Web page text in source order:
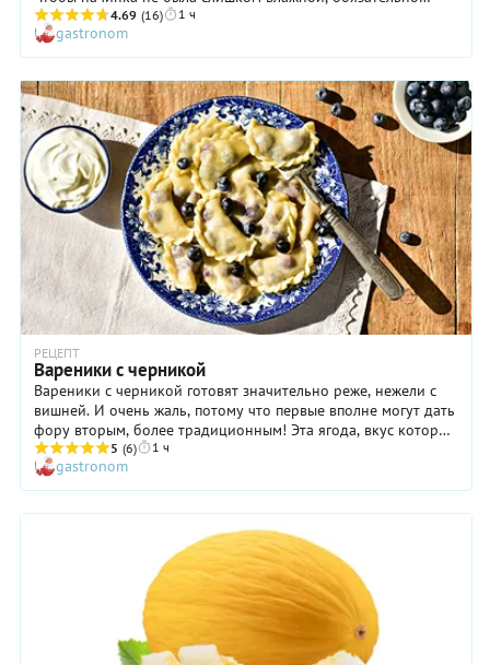
хорошо обсушите ягоды, разложив в один слой на бумажных
полотенцах, как и сказано в рецепте. Поверьте: это
действительно очень важно! Не менее тщательно стоит
отнестись и к самому тесту. Взбивайте яйца для него
тщательно, до пышности и полного растворения сахара, и
тогда никакой разрыхлитель вам не понадобится. Готовую
шарлотку с черникой перед подачей можно посыпать
сахарной пудрой: пирог будет выглядеть очень эффектно!
4.69 (16) 1 ч
gastronom
РЕЦЕПТ
Вареники с черникой
Вареники с черникой готовят значительно реже, нежели с
вишней. И очень жаль, потому что первые вполне могут дать
фору вторым, более традиционным! Эта ягода, вкус которой
многим кажется не слишком выразительным, самым
неожиданным, ярким образом раскрывается при тепловой
обработке, особенно если чернику дополнить небольшим
количеством сахара (вспомните любые пироги с ней). Но это
еще не все. Пять минут варки не дают ягодам превратиться в
джем, поэтому начинка вареников с черникой имеет
особенно свежий вкус и очень приятную текстуру. И,
наконец, последний аргумент в пользу того, чтобы
приготовить это блюдо по нашему рецепту: вам не придется
тратить время на извлечение косточек. Потому что в
чернике их, как известно, просто нет!
5 (6) 1 ч
gastronom